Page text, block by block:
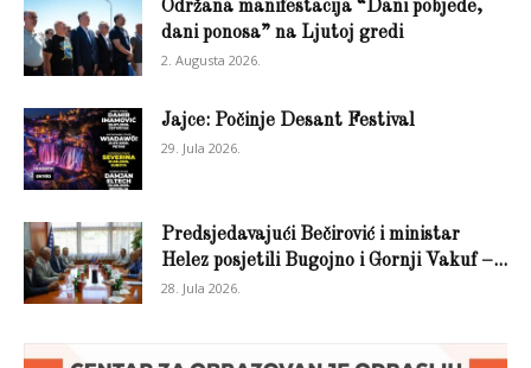
Održana manifestacija “Dani pobjede,
dani ponosa” na Ljutoj gredi
2. Augusta 2026.
Jajce: Počinje Desant Festival
29. Jula 2026.
Predsjedavajući Bečirović i ministar
Helez posjetili Bugojno i Gornji Vakuf –...
28. Jula 2026.